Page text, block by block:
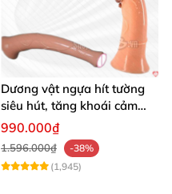
Dương vật ngựa hít tường
siêu hút, tăng khoái cảm
tận hưởng
990.000₫
1.596.000₫
-38%
(1,945)